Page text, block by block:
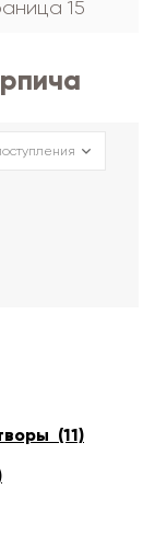
15
(11)